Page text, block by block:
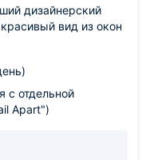
дизайнерский
вид из окон
с отдельной
Apart")